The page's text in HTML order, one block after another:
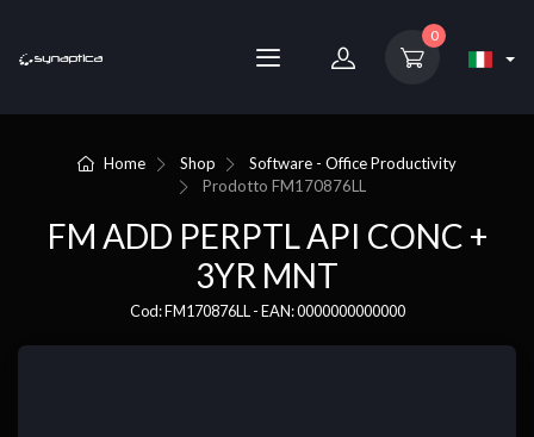
0
Home Shop
Software - Office Productivity
Prodotto FM170876LL
FM ADD PERPTL API CONC +
3YR MNT
Cod: FM170876LL - EAN: 0000000000000